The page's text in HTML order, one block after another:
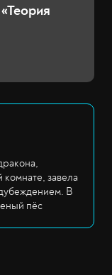
комнате, завела
В
пёс